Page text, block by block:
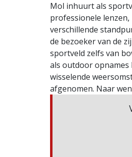
Mol inhuurt als
professionele
verschillende
de bezoeker van de
sportveld zelfs van
als outdoor
wisselende
afgenomen. Naar